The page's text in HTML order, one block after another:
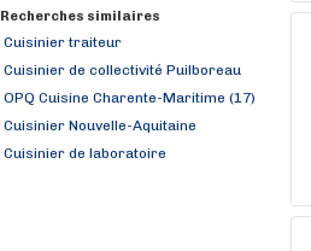
Recherches similaires
Cuisinier traiteur
Cuisinier de collectivité Puilboreau
OPQ Cuisine Charente-Maritime (17)
Cuisinier Nouvelle-Aquitaine
Cuisinier de laboratoire